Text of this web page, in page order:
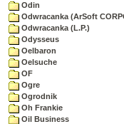
Odin
Odwracanka (ArSoft
Odwracanka (L.P.)
Odysseus
Oelbaron
Oelsuche
OF
Ogre
Ogrodnik
Oh Frankie
Oil Business